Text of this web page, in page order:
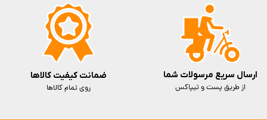
ارسال سریع مرسولات شما
از طریق پست و تیپاکس
ضمانت کیفیت کالاها
روی تمام کالاها